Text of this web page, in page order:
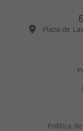
Plaza de
Política